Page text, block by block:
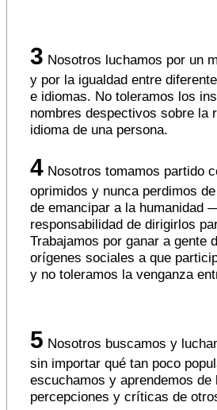
3 Nosotros luchamos por un
y por la igualdad entre
e idiomas. No toleramos los
nombres despectivos sobre la
idioma de una persona.
4Nosotros tomamos partido
oprimidos y nunca perdimos
de emancipar a la humanidad
responsabilidad de dirigirlos
Trabajamos por ganar a gente
orígenes sociales a que
y no toleramos la venganza
5 Nosotros buscamos y
sin importar qué tan poco
escuchamos y aprendemos
percepciones y críticas de